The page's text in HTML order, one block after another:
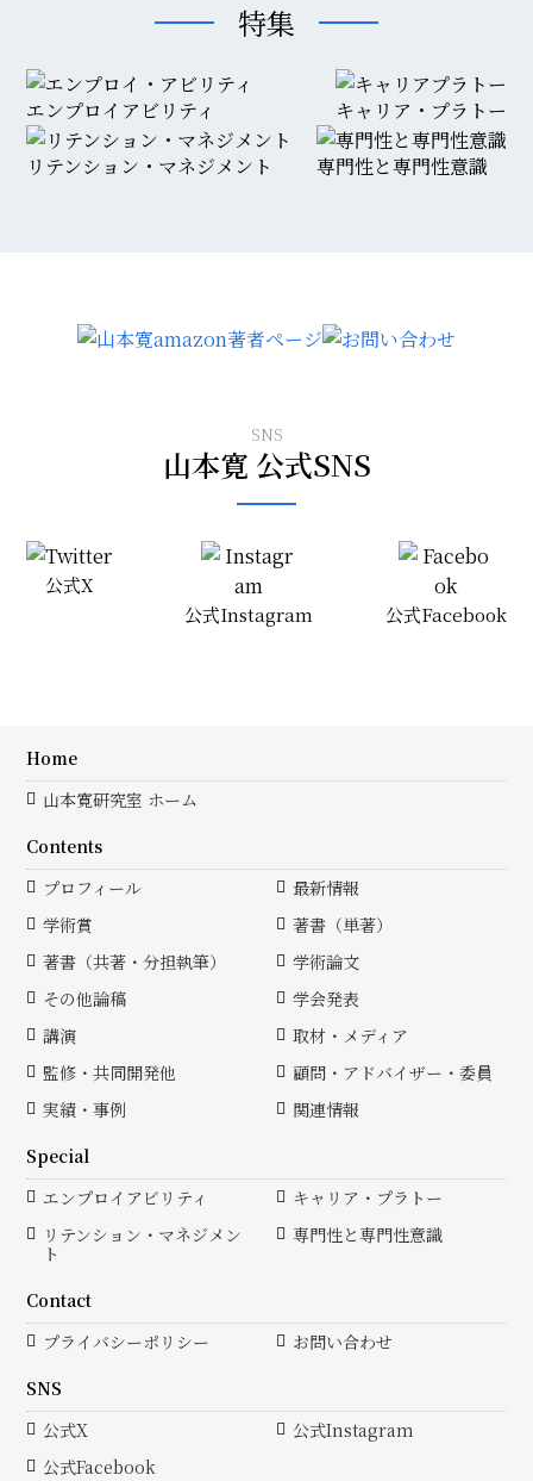
特集
エンプロイアビリティ キャリア・プラトー
リテンション・マネジメント 専門性と専門性意識
SNS
山本寛 公式SNS
公式X
公式Instagram
公式Facebook
Home
山本寛研究室 ホーム
Contents
プロフィール
最新情報
学術賞
著書（単著）
著書（共著・分担執筆）
学術論文
その他論稿
学会発表
講演
取材・メディア
監修・共同開発他
顧問・アドバイザー・委員
実績・事例
関連情報
Special
エンプロイアビリティ
キャリア・プラトー
リテンション・マネジメン
ト
専門性と専門性意識
Contact
プライバシーポリシー
お問い合わせ
SNS
公式X
公式Instagram
公式Facebook